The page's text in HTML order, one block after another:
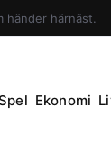
händer härnäst.
Ekonomi